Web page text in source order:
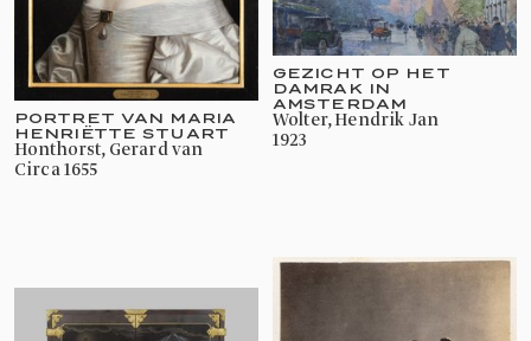
PORTRET VAN MARIA
HENRIËTTE STUART
Honthorst, Gerard van
circa 1655
GEZICHT OP HET
DAMRAK IN
AMSTERDAM
Wolter, Hendrik Jan
1923